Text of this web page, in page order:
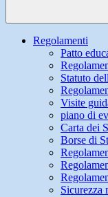
Regolamenti
Patto
Statuto
Visite
piano di
Carta dei
Borse di
Sicurezza